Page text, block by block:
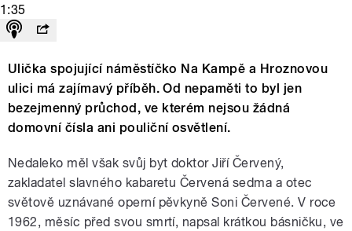
1:35
Ulička spojující náměstíčko Na Kampě a Hroznovou
ulici má zajímavý příběh. Od nepaměti to byl jen
bezejmenný průchod, ve kterém nejsou žádná
domovní čísla ani pouliční osvětlení.
Nedaleko měl však svůj byt doktor Jiří Červený,
zakladatel slavného kabaretu Červená sedma a otec
světově uznávané operní pěvkyně Soni Červené. V roce
1962, měsíc před svou smrtí, napsal krátkou básničku, ve